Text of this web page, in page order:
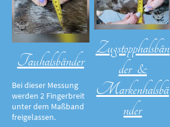
Tauhalsbänder
Bei dieser Messung
werden 2 Fingerbreit
unter dem Maßband
freigelassen.
Zugstopphalsbän
der &
Markenhalsbä
nder